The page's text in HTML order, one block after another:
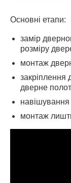
Основні етапи:
замір
розміру
монтаж
закріплення
дверне
монтаж